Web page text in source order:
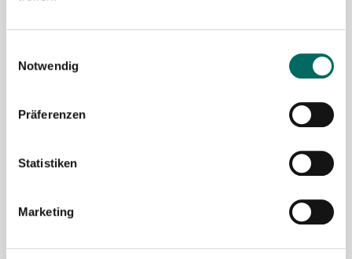
Notwendig
Präferenzen
Statistiken
Marketing
sowie denDatenschutzbestimmungen
der Deutscher
Apotheker Service, Talentzeit GmbH, 33611 Bielefeld. zu.
Ich möchte den Apotheken-Newsletter
Pharmazie- und Apothekenbranche
einverstanden, dass meine Interaktionen